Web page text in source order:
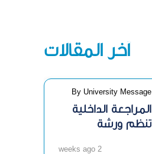
آخر المقالات
By University Message
المراجعة الداخلية
تنظم ورشة
2 weeks ago